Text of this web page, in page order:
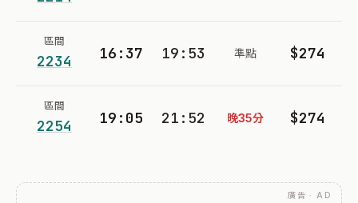
區間
2234 16:37 19:53 準點 $274
區間
2254 19:05 21:52 晚35分 $274
廣告 · AD